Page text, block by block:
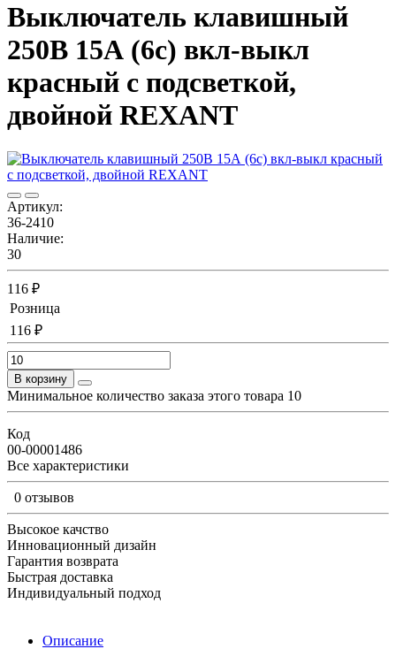
Выключатель клавишный
250В 15А (6с) вкл-выкл
красный с подсветкой,
двойной REXANT
Артикул:
36-2410
Наличие:
30
116 ₽
Розница
116 ₽
В корзину
Минимальное количество заказа этого товара 10
Код
00-00001486
Все характеристики
0 отзывов
Высокое качство
Инновационный дизайн
Гарантия возврата
Быстрая доставка
Индивидуальный подход
Описание